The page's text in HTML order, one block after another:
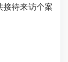
接待来访个案